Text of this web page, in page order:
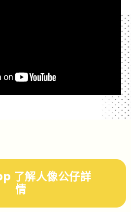
了解人像公仔詳
情